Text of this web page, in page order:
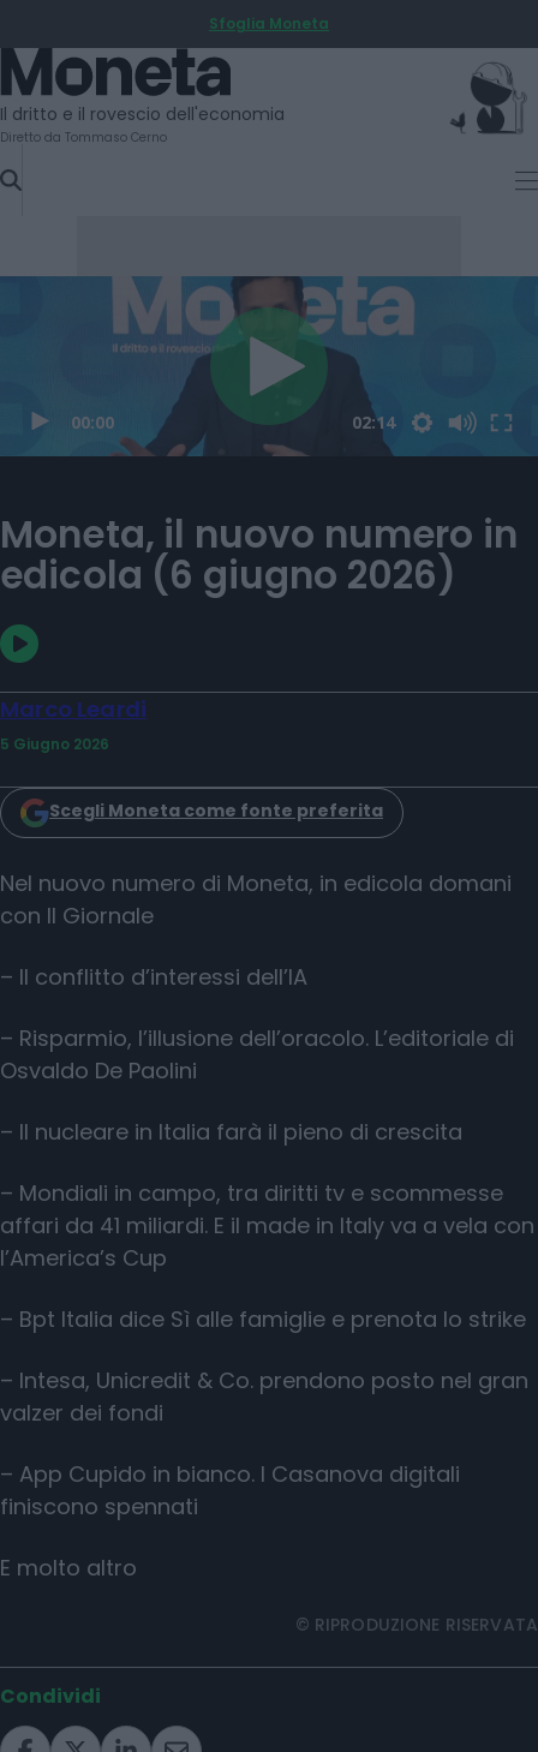
TO
CONTENT
Sfoglia Moneta
Moneta
Il dritto e il rovescio dell'economia
Diretto da Tommaso Cerno
Moneta, il nuovo numero in
edicola (6 giugno 2026)
Marco Leardi
5 Giugno 2026
Scegli Moneta come fonte preferita
Nel nuovo numero di Moneta, in edicola domani
con Il Giornale
– Il conflitto d’interessi dell’IA
– Risparmio, l’illusione dell’oracolo. L’editoriale di
Osvaldo De Paolini
– Il nucleare in Italia farà il pieno di crescita
– Mondiali in campo, tra diritti tv e scommesse
affari da 41 miliardi. E il made in Italy va a vela con
l’America’s Cup
– Bpt Italia dice Sì alle famiglie e prenota lo strike
– Intesa, Unicredit & Co. prendono posto nel gran
valzer dei fondi
– App Cupido in bianco. I Casanova digitali
finiscono spennati
E molto altro
© RIPRODUZIONE RISERVATA
Condividi